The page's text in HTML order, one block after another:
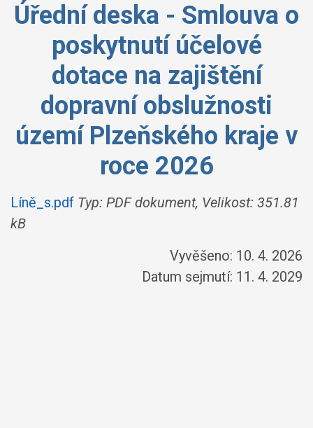
Úřední deska - Smlouva o
poskytnutí účelové
dotace na zajištění
dopravní obslužnosti
území Plzeňského kraje v
roce 2026
Líně_s.pdf Typ: PDF dokument, Velikost: 351.81
kB
Vyvěšeno: 10. 4. 2026
Datum sejmutí: 11. 4. 2029